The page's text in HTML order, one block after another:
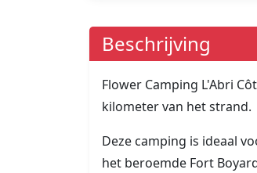
Beschrijving
Flower Camping L'Abri
kilometer van het strand.
Deze camping is ideaal
het beroemde Fort